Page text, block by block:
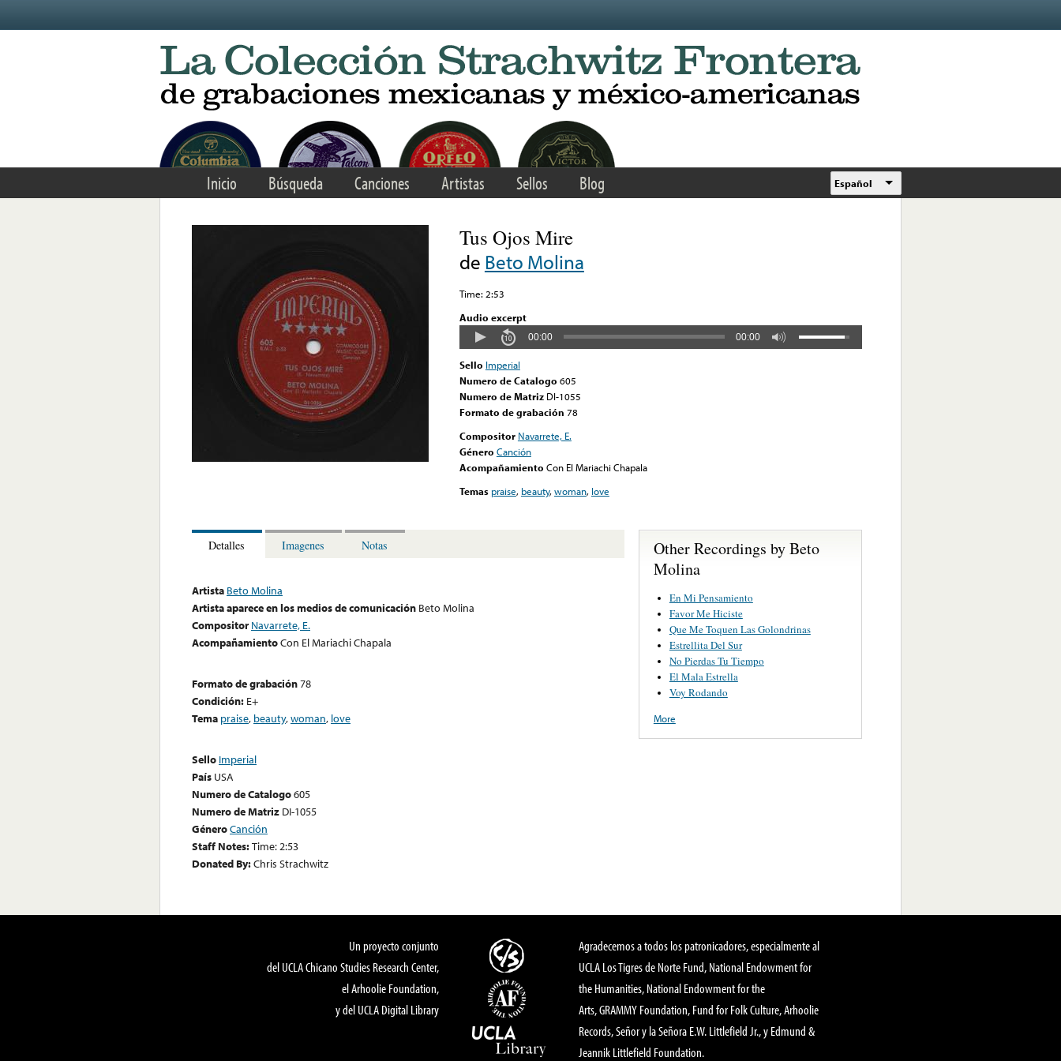
Inicio Búsqueda Canciones Artistas Sellos Blog Español
Tus Ojos Mire
de Beto Molina
Time: 2:53
Audio excerpt
00:00 00:00
Sello Imperial
Numero de Catalogo 605
Numero de Matriz DI-1055
Formato de grabación 78
Compositor Navarrete, E.
Género Canción
Acompañamiento Con El Mariachi Chapala
Temas praise, beauty,woman, love
Detalles Imagenes Notas
Artista Beto Molina
Artista aparece en los medios de comunicación Beto Molina
Compositor Navarrete, E.
AcompañamientoCon El Mariachi Chapala
Formato de grabación78
Condición: E+
Tema praise, beauty,woman, love
Sello Imperial
País USA
Numero de Catalogo605
Numero de Matriz DI-1055
GéneroCanción
Staff Notes:Time: 2:53
Donated By:Chris Strachwitz
Other Recordings by Beto
Molina
En Mi Pensamiento
Favor Me Hiciste
Que Me Toquen Las Golondrinas
Estrellita Del Sur
No Pierdas Tu Tiempo
El Mala Estrella
Voy Rodando
More
Un proyecto conjunto
del UCLA Chicano Studies Research Center,
el Arhoolie Foundation,
y del UCLA Digital Library
Agradecemos a todos los patronicadores, especialmente al
UCLA Los Tigres de Norte Fund, National Endowment for
the Humanities, National Endowment for the
Arts, GRAMMY Foundation, Fund for Folk Culture, Arhoolie
Records, Señor y la Señora E.W. Littlefield Jr., y Edmund &
Jeannik Littlefield Foundation.